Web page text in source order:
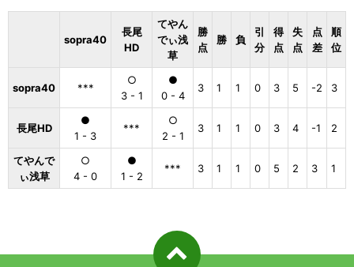
sopra40
長尾
HD
てやん
でぃ浅
草
勝
点
勝 負
引
分
得
点
失
点
点
差
順
位
sopra40 ***
○
3 - 1
●
0 - 4
3 1 1 0 3 5 -2 3
長尾HD
●
1 - 3
***
○
2 - 1
3 1 1 0 3 4 -1 2
てやんで
ぃ浅草
○
4 - 0
●
1 - 2
*** 3 1 1 0 5 2 3 1